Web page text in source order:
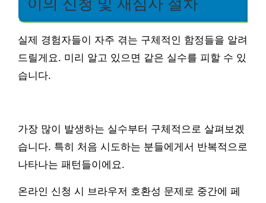
이의 신청 및 재심사 절차
실제 경험자들이 자주 겪는 구체적인 함정들을 알려
드릴게요. 미리 알고 있으면 같은 실수를 피할 수 있
습니다.
가장 많이 발생하는 실수부터 구체적으로 살펴보겠
습니다. 특히 처음 시도하는 분들에게서 반복적으로
나타나는 패턴들이에요.
온라인 신청 시 브라우저 호환성 문제로 중간에 페